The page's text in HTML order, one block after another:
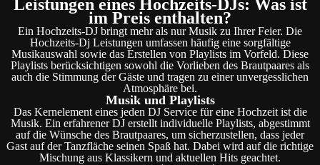
Leistungen eines Hochzeits-DJs: Was ist
im Preis enthalten?
Ein Hochzeits-DJ bringt mehr als nur Musik zu Ihrer Feier. Die
Hochzeits-Dj Leistungen umfassen häufig eine sorgfältige
Musikauswahl sowie das Erstellen von Playlists im Vorfeld. Diese
Playlists berücksichtigen sowohl die Vorlieben des Brautpaares als
auch die Stimmung der Gäste und tragen zu einer unvergesslichen
Atmosphäre bei.
Musik und Playlists
Das Kernelement eines jeden DJ Service für eine Hochzeit ist die
Musik. Ein erfahrener DJ erstellt individuelle Playlists, abgestimmt
auf die Wünsche des Brautpaares, um sicherzustellen, dass jeder
Gast auf der Tanzfläche seinen Spaß hat. Dabei wird auf die richtige
Mischung aus Klassikern und aktuellen Hits geachtet.